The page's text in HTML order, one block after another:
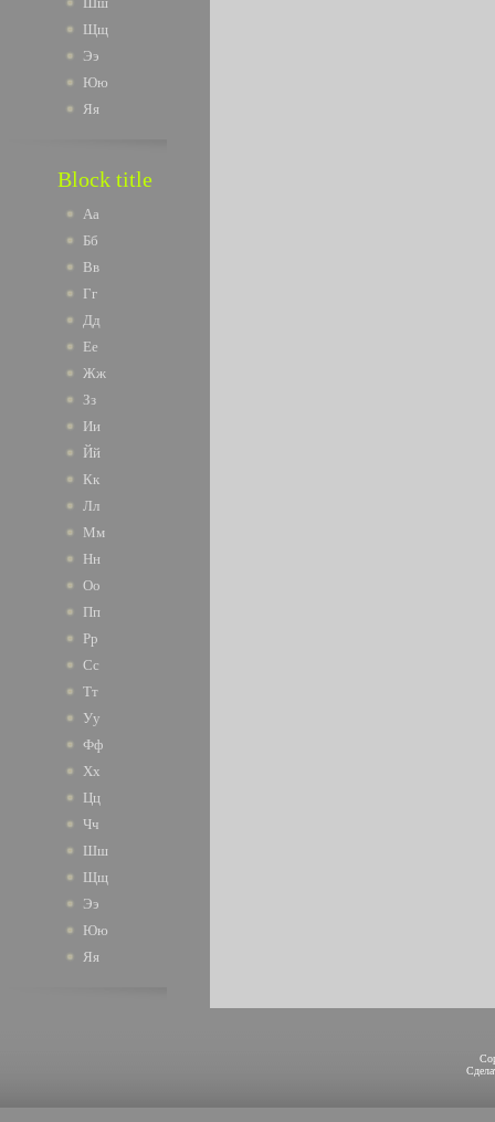
Щщ
Ээ
Юю
Яя
Block title
Аа
Бб
Вв
Гг
Дд
Ее
Жж
Зз
Ии
Йй
Кк
Лл
Мм
Нн
Оо
Пп
Рр
Сс
Тт
Уу
Фф
Хх
Цц
Чч
Шш
Щщ
Ээ
Юю
Яя